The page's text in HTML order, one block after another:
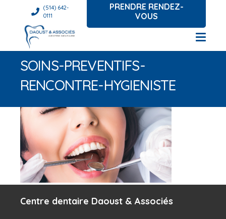
(514) 642-
0111
PRENDRE RENDEZ-
VOUS
SOINS-PREVENTIFS-
RENCONTRE-HYGIENISTE
Centre dentaire Daoust & Associés